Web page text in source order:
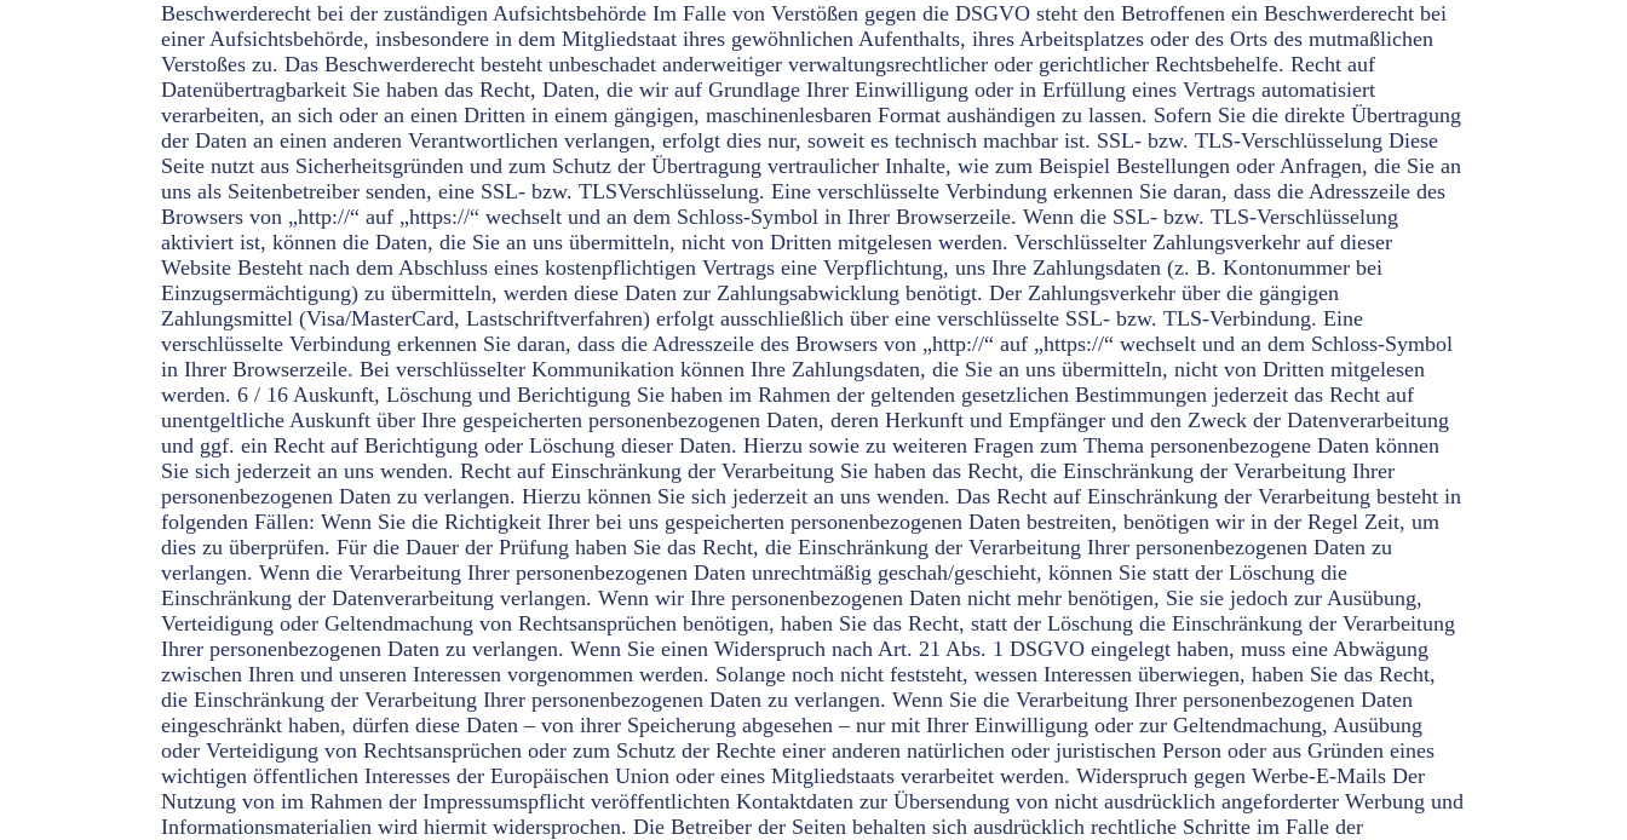
Beschwerderecht bei der zuständigen Aufsichtsbehörde Im Falle von Verstößen gegen die DSGVO steht den Betroffenen ein Beschwerderecht bei
einer Aufsichtsbehörde, insbesondere in dem Mitgliedstaat ihres gewöhnlichen Aufenthalts, ihres Arbeitsplatzes oder des Orts des mutmaßlichen
Verstoßes zu. Das Beschwerderecht besteht unbeschadet anderweitiger verwaltungsrechtlicher oder gerichtlicher Rechtsbehelfe. Recht auf
Datenübertragbarkeit Sie haben das Recht, Daten, die wir auf Grundlage Ihrer Einwilligung oder in Erfüllung eines Vertrags automatisiert
verarbeiten, an sich oder an einen Dritten in einem gängigen, maschinenlesbaren Format aushändigen zu lassen. Sofern Sie die direkte Übertragung
der Daten an einen anderen Verantwortlichen verlangen, erfolgt dies nur, soweit es technisch machbar ist. SSL- bzw. TLS-Verschlüsselung Diese
Seite nutzt aus Sicherheitsgründen und zum Schutz der Übertragung vertraulicher Inhalte, wie zum Beispiel Bestellungen oder Anfragen, die Sie an
uns als Seitenbetreiber senden, eine SSL- bzw. TLSVerschlüsselung. Eine verschlüsselte Verbindung erkennen Sie daran, dass die Adresszeile des
Browsers von „http://“ auf „https://“ wechselt und an dem Schloss-Symbol in Ihrer Browserzeile. Wenn die SSL- bzw. TLS-Verschlüsselung
aktiviert ist, können die Daten, die Sie an uns übermitteln, nicht von Dritten mitgelesen werden. Verschlüsselter Zahlungsverkehr auf dieser
Website Besteht nach dem Abschluss eines kostenpflichtigen Vertrags eine Verpflichtung, uns Ihre Zahlungsdaten (z. B. Kontonummer bei
Einzugsermächtigung) zu übermitteln, werden diese Daten zur Zahlungsabwicklung benötigt. Der Zahlungsverkehr über die gängigen
Zahlungsmittel (Visa/MasterCard, Lastschriftverfahren) erfolgt ausschließlich über eine verschlüsselte SSL- bzw. TLS-Verbindung. Eine
verschlüsselte Verbindung erkennen Sie daran, dass die Adresszeile des Browsers von „http://“ auf „https://“ wechselt und an dem Schloss-Symbol
in Ihrer Browserzeile. Bei verschlüsselter Kommunikation können Ihre Zahlungsdaten, die Sie an uns übermitteln, nicht von Dritten mitgelesen
werden. 6 / 16 Auskunft, Löschung und Berichtigung Sie haben im Rahmen der geltenden gesetzlichen Bestimmungen jederzeit das Recht auf
unentgeltliche Auskunft über Ihre gespeicherten personenbezogenen Daten, deren Herkunft und Empfänger und den Zweck der Datenverarbeitung
und ggf. ein Recht auf Berichtigung oder Löschung dieser Daten. Hierzu sowie zu weiteren Fragen zum Thema personenbezogene Daten können
Sie sich jederzeit an uns wenden. Recht auf Einschränkung der Verarbeitung Sie haben das Recht, die Einschränkung der Verarbeitung Ihrer
personenbezogenen Daten zu verlangen. Hierzu können Sie sich jederzeit an uns wenden. Das Recht auf Einschränkung der Verarbeitung besteht in
folgenden Fällen: Wenn Sie die Richtigkeit Ihrer bei uns gespeicherten personenbezogenen Daten bestreiten, benötigen wir in der Regel Zeit, um
dies zu überprüfen. Für die Dauer der Prüfung haben Sie das Recht, die Einschränkung der Verarbeitung Ihrer personenbezogenen Daten zu
verlangen. Wenn die Verarbeitung Ihrer personenbezogenen Daten unrechtmäßig geschah/geschieht, können Sie statt der Löschung die
Einschränkung der Datenverarbeitung verlangen. Wenn wir Ihre personenbezogenen Daten nicht mehr benötigen, Sie sie jedoch zur Ausübung,
Verteidigung oder Geltendmachung von Rechtsansprüchen benötigen, haben Sie das Recht, statt der Löschung die Einschränkung der Verarbeitung
Ihrer personenbezogenen Daten zu verlangen. Wenn Sie einen Widerspruch nach Art. 21 Abs. 1 DSGVO eingelegt haben, muss eine Abwägung
zwischen Ihren und unseren Interessen vorgenommen werden. Solange noch nicht feststeht, wessen Interessen überwiegen, haben Sie das Recht,
die Einschränkung der Verarbeitung Ihrer personenbezogenen Daten zu verlangen. Wenn Sie die Verarbeitung Ihrer personenbezogenen Daten
eingeschränkt haben, dürfen diese Daten – von ihrer Speicherung abgesehen – nur mit Ihrer Einwilligung oder zur Geltendmachung, Ausübung
oder Verteidigung von Rechtsansprüchen oder zum Schutz der Rechte einer anderen natürlichen oder juristischen Person oder aus Gründen eines
wichtigen öffentlichen Interesses der Europäischen Union oder eines Mitgliedstaats verarbeitet werden. Widerspruch gegen Werbe-E-Mails Der
Nutzung von im Rahmen der Impressumspflicht veröffentlichten Kontaktdaten zur Übersendung von nicht ausdrücklich angeforderter Werbung und
Informationsmaterialien wird hiermit widersprochen. Die Betreiber der Seiten behalten sich ausdrücklich rechtliche Schritte im Falle der